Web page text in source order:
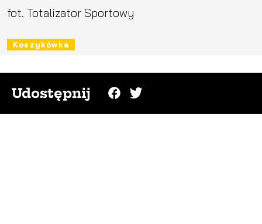
fot. Totalizator Sportowy
Koszykówka
Udostępnij